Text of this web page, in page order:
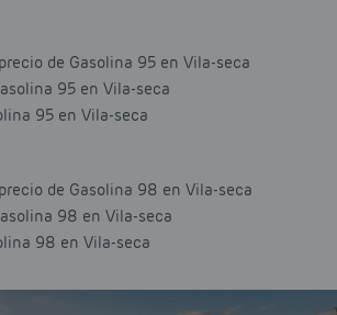
de Gasolina 95 en Vila-seca
95 en Vila-seca
95 en Vila-seca
de Gasolina 98 en Vila-seca
98 en Vila-seca
98 en Vila-seca